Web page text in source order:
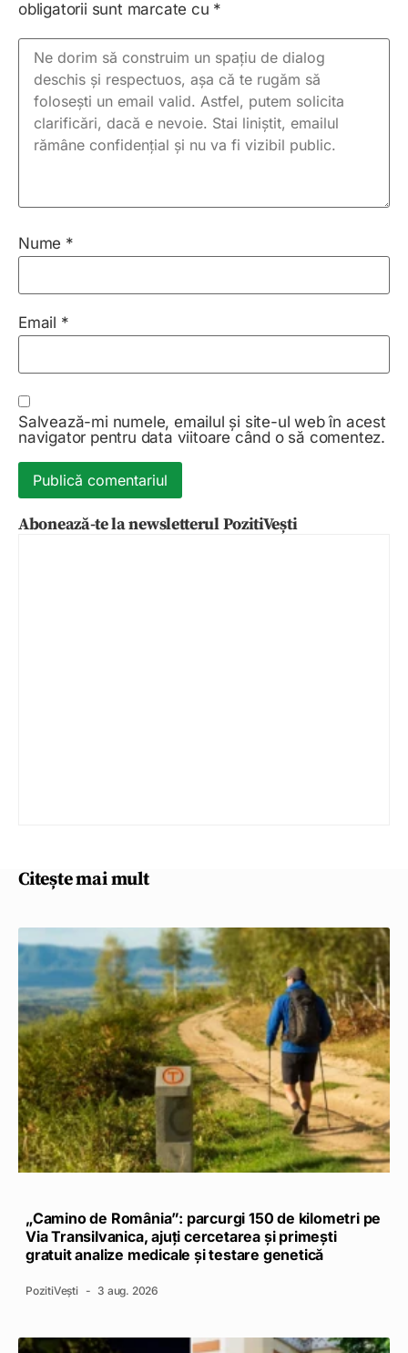
obligatorii sunt marcate cu *
Nume *
Email *
Salvează-mi numele, emailul și site-ul web în acest
navigator pentru data viitoare când o să comentez.
Abonează-te la newsletterul PozitiVești
Citește mai mult
„Camino de România”: parcurgi 150 de kilometri pe
Via Transilvanica, ajuți cercetarea și primești
gratuit analize medicale și testare genetică
PozitiVești 3 aug. 2026